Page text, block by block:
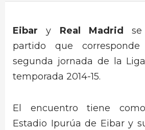
Eibary Real Madrid
partido que
segunda jornada de la
temporada 2014-15.
El encuentro tiene
Estadio Ipurúa de Eibar y